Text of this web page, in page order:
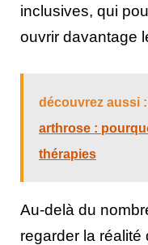
inclusives, qui
ouvrir davantage
découvrez aussi :
arthrose :
thérapies
Au-delà du
regarder la réalité